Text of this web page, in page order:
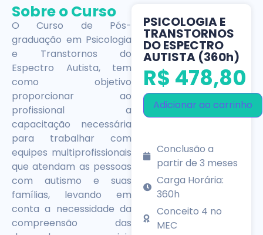
Sobre o Curso
O Curso de Pós-
graduação em Psicologia
e Transtornos do
Espectro Autista, tem
como objetivo
proporcionar ao
profissional a
capacitação necessária
para trabalhar com
equipes multiprofissionais
que atendam as pessoas
com autismo e suas
famílias, levando em
conta a necessidade da
compreensão das
PSICOLOGIA E
TRANSTORNOS
DO ESPECTRO
AUTISTA (360h)
R$ 478,80
Adicionar ao carrinho
Conclusão a
partir de 3 meses
Carga Horária:
360h
Conceito 4 no
MEC